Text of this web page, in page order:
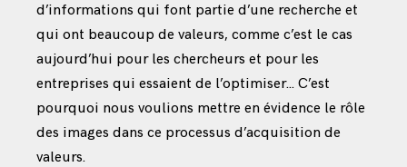
d’informations qui font partie d’une recherche et
qui ont beaucoup de valeurs, comme c’est le cas
aujourd’hui pour les chercheurs et pour les
entreprises qui essaient de l’optimiser… C’est
pourquoi nous voulions mettre en évidence le rôle
des images dans ce processus d’acquisition de
valeurs.